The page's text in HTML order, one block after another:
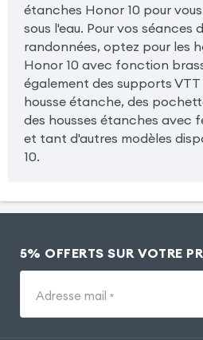
étanches Honor 10 pour
sous l'eau. Pour vos séances
randonnées, optez pour les
Honor 10 avec fonction
également des supports
housse étanche, des
des housses étanches avec
et tant d'autres modèles
10.
5% OFFERTS SUR VOTRE
Adresse mail *